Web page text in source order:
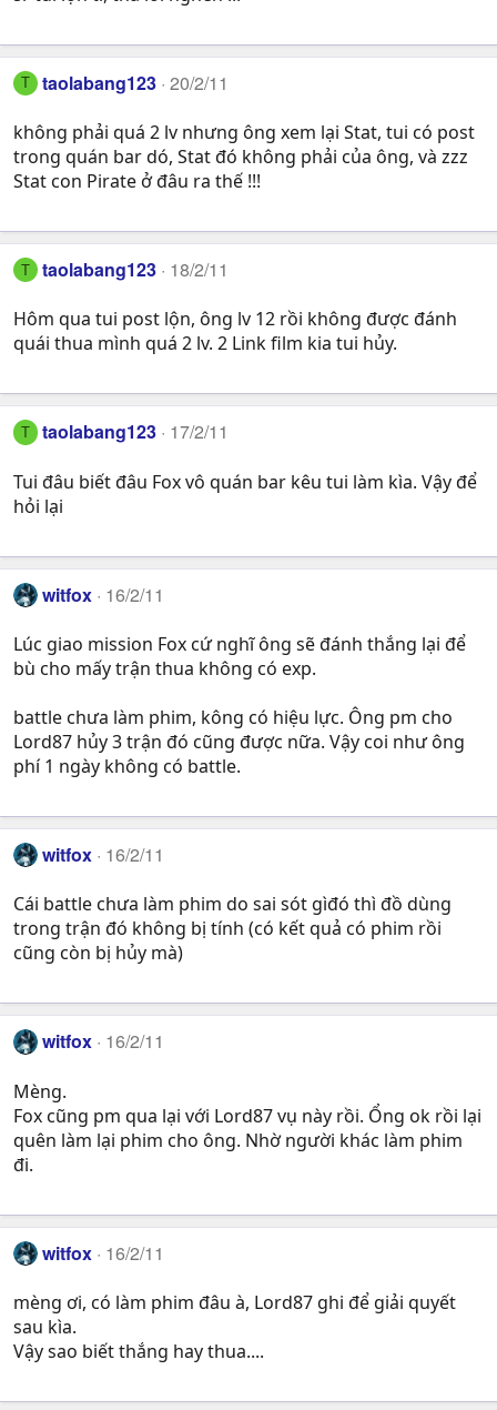
T taolabang123 20/2/11
không phải quá 2 lv nhưng ông xem lại Stat, tui có post
trong quán bar dó, Stat đó không phải của ông, và zzz
Stat con Pirate ở đâu ra thế !!!
T taolabang123 18/2/11
Hôm qua tui post lộn, ông lv 12 rồi không được đánh
quái thua mình quá 2 lv. 2 Link film kia tui hủy.
T taolabang123 17/2/11
Tui đâu biết đâu Fox vô quán bar kêu tui làm kìa. Vậy để
hỏi lại
witfox 16/2/11
Lúc giao mission Fox cứ nghĩ ông sẽ đánh thắng lại để
bù cho mấy trận thua không có exp.
battle chưa làm phim, kông có hiệu lực. Ông pm cho
Lord87 hủy 3 trận đó cũng được nữa. Vậy coi như ông
phí 1 ngày không có battle.
witfox 16/2/11
Cái battle chưa làm phim do sai sót gìđó thì đồ dùng
trong trận đó không bị tính (có kết quả có phim rồi
cũng còn bị hủy mà)
witfox 16/2/11
Mèng.
Fox cũng pm qua lại với Lord87 vụ này rồi. Ổng ok rồi lại
quên làm lại phim cho ông. Nhờ người khác làm phim
đi.
witfox 16/2/11
mèng ơi, có làm phim đâu à, Lord87 ghi để giải quyết
sau kìa.
Vậy sao biết thắng hay thua....